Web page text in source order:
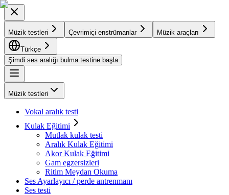
Müzik testleri Çevrimiçi enstrümanlar Müzik araçları
Türkçe
Şimdi ses aralığı bulma testine başla
Müzik testleri
Vokal aralık testi
Kulak Eğitimi
Mutlak kulak testi
Aralık Kulak Eğitimi
Akor Kulak Eğitimi
Gam egzersizleri
Ritim Meydan Okuma
Ses Ayarlayıcı / perde antrenmanı
Ses testi